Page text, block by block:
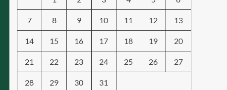
7 8 9 10 11 12 13
14 15 16 17 18 19 20
21 22 23 24 25 26 27
28 29 30 31